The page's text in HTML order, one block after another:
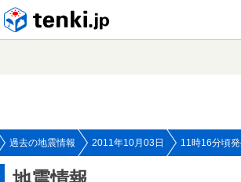
過去の地震情報 2011年10月03日 11時16分頃